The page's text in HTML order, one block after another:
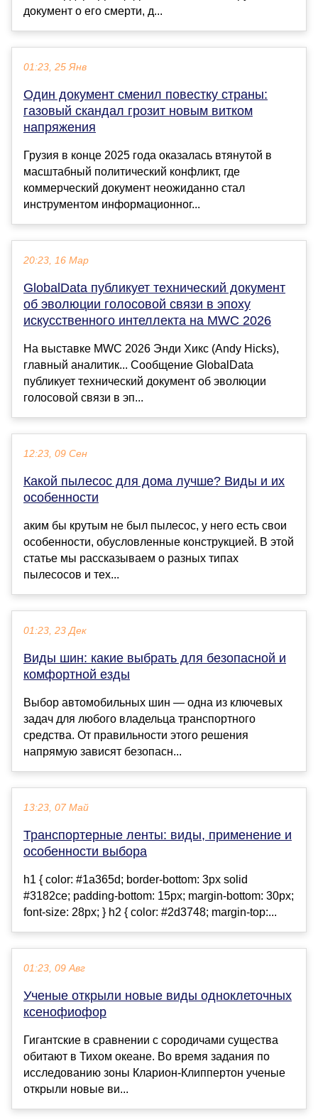
документ о его смерти, д...
01:23, 25 Янв
Один документ сменил повестку страны:
газовый скандал грозит новым витком
напряжения
Грузия в конце 2025 года оказалась втянутой в
масштабный политический конфликт, где
коммерческий документ неожиданно стал
инструментом информационног...
20:23, 16 Мар
GlobalData публикует технический документ
об эволюции голосовой связи в эпоху
искусственного интеллекта на MWC 2026
На выставке MWC 2026 Энди Хикс (Andy Hicks),
главный аналитик... Сообщение GlobalData
публикует технический документ об эволюции
голосовой связи в эп...
12:23, 09 Сен
Какой пылесос для дома лучше? Виды и их
особенности
аким бы крутым не был пылесос, у него есть свои
особенности, обусловленные конструкцией. В этой
статье мы рассказываем о разных типах
пылесосов и тех...
01:23, 23 Дек
Виды шин: какие выбрать для безопасной и
комфортной езды
Выбор автомобильных шин — одна из ключевых
задач для любого владельца транспортного
средства. От правильности этого решения
напрямую зависят безопасн...
13:23, 07 Май
Транспортерные ленты: виды, применение и
особенности выбора
h1 { color: #1a365d; border-bottom: 3px solid
#3182ce; padding-bottom: 15px; margin-bottom: 30px;
font-size: 28px; } h2 { color: #2d3748; margin-top:...
01:23, 09 Авг
Ученые открыли новые виды одноклеточных
ксенофиофор
Гигантские в сравнении с сородичами существа
обитают в Тихом океане. Во время задания по
исследованию зоны Кларион-Клиппертон ученые
открыли новые ви...